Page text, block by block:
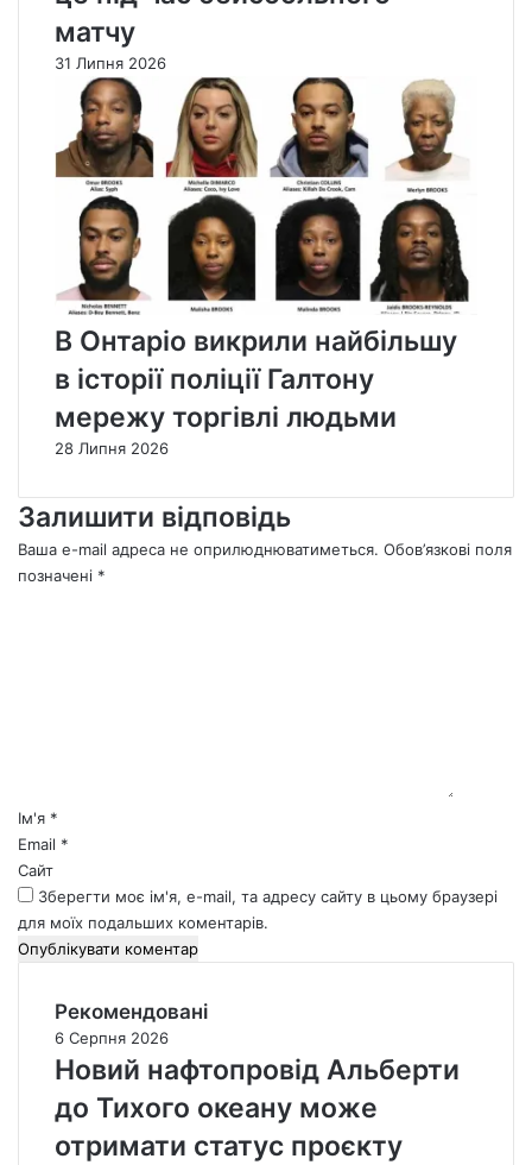
матчу
31 Липня 2026
В Онтаріо викрили найбільшу
в історії поліції Галтону
мережу торгівлі людьми
28 Липня 2026
Залишити відповідь
Ваша e-mail адреса не оприлюднюватиметься. Обов’язкові поля
позначені *
*Ім'я *
Email *
Сайт
Зберегти моє ім'я, e-mail, та адресу сайту в цьому браузері
для моїх подальших коментарів.
Рекомендовані
6 Серпня 2026
Новий нафтопровід Альберти
до Тихого океану може
отримати статус проєкту